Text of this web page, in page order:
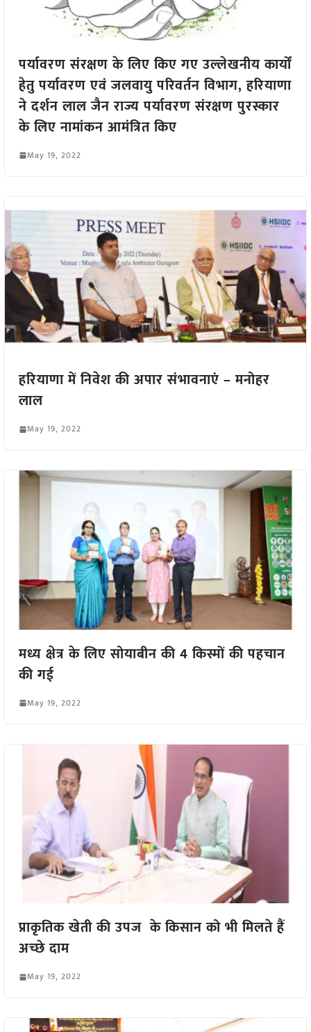
पर्यावरण संरक्षण के लिए किए गए उल्लेखनीय कार्यों
हेतु पर्यावरण एवं जलवायु परिवर्तन विभाग, हरियाणा
ने दर्शन लाल जैन राज्य पर्यावरण संरक्षण पुरस्कार
के लिए नामांकन आमंत्रित किए
May 19, 2022
हरियाणा में निवेश की अपार संभावनाएं – मनोहर
लाल
May 19, 2022
मध्य क्षेत्र के लिए सोयाबीन की 4 किस्मों की पहचान
की गई
May 19, 2022
प्राकृतिक खेती की उपज के किसान को भी मिलते हैं
अच्छे दाम
May 19, 2022